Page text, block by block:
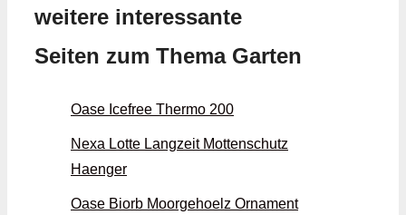
weitere interessante
Seiten zum Thema Garten
Oase Icefree Thermo 200
Nexa Lotte Langzeit Mottenschutz
Haenger
Oase Biorb Moorgehoelz Ornament